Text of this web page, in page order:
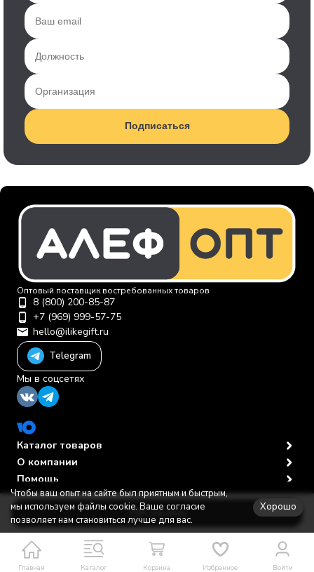
В корзину
Подписаться
Главная Каталог Корзина Избранное Войти
Оптовый поставщик востребованных товаров
8 (800) 200-85-87
+7 (969) 999-57-75
hello@ilikegift.ru
Telegram
Мы в соцсетях
Каталог товаров
О компании
Помощь
Политика персональных данных
© 2012-2026 ООО "Первая торговая компания"
Чтобы ваш опыт на сайте был приятным и быстрым,
мы используем файлы cookie. Ваше согласие
позволяет нам становиться лучше для вас.
Хорошо